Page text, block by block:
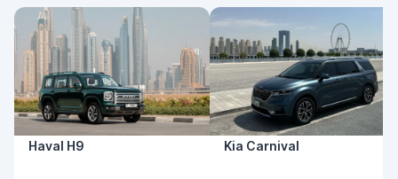
Haval H9 Kia Carnival